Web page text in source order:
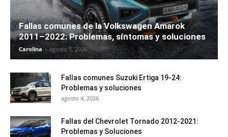
Fallas comunes de la Volkswagen Amarok
2011–2022: Problemas, síntomas y soluciones
Carolina - agosto 5, 2026
Fallas comunes Suzuki Ertiga 19-24:
Problemas y soluciones
agosto 4, 2026
Fallas del Chevrolet Tornado 2012-2021:
Problemas y Soluciones